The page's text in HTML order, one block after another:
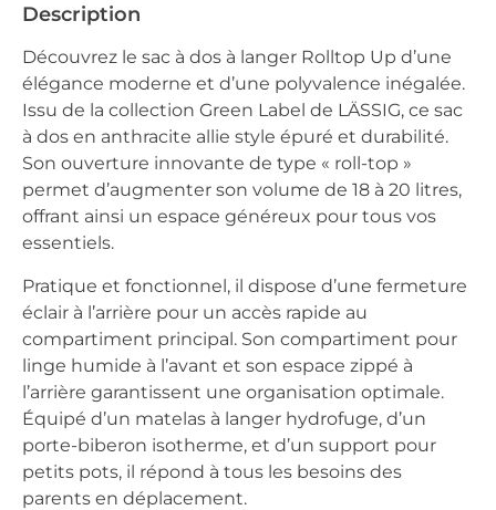
Description
Découvrez le sac à dos à langer Rolltop Up d’une
élégance moderne et d’une polyvalence inégalée.
Issu de la collection Green Label de LÄSSIG, ce sac
à dos en anthracite allie style épuré et durabilité.
Son ouverture innovante de type « roll-top »
permet d’augmenter son volume de 18 à 20 litres,
offrant ainsi un espace généreux pour tous vos
essentiels.
Pratique et fonctionnel, il dispose d’une fermeture
éclair à l’arrière pour un accès rapide au
compartiment principal. Son compartiment pour
linge humide à l’avant et son espace zippé à
l’arrière garantissent une organisation optimale.
Équipé d’un matelas à langer hydrofuge, d’un
porte-biberon isotherme, et d’un support pour
petits pots, il répond à tous les besoins des
parents en déplacement.